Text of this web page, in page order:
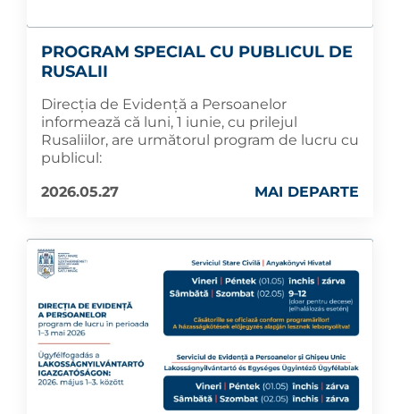
PROGRAM SPECIAL CU PUBLICUL DE
RUSALII
Direcția de Evidență a Persoanelor
informează că luni, 1 iunie, cu prilejul
Rusaliilor, are următorul program de lucru cu
publicul:
2026.05.27
MAI DEPARTE